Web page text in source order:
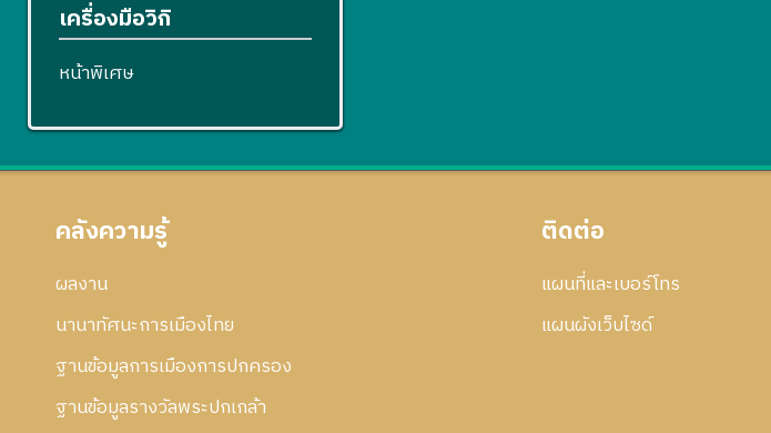
เครื่องมือวิกิ
หน้าพิเศษ
คลังความรู้
ผลงาน
นานาทัศนะการเมืองไทย
ฐานข้อมูลการเมืองการปกครอง
ฐานข้อมูลรางวัลพระปกเกล้า
ติดต่อ
แผนที่และเบอร์โทร
แผนผังเว็บไซด์